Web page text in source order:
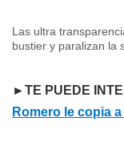
Las ultra
bustier y paralizan la
►TE PUEDE
Romero le copia